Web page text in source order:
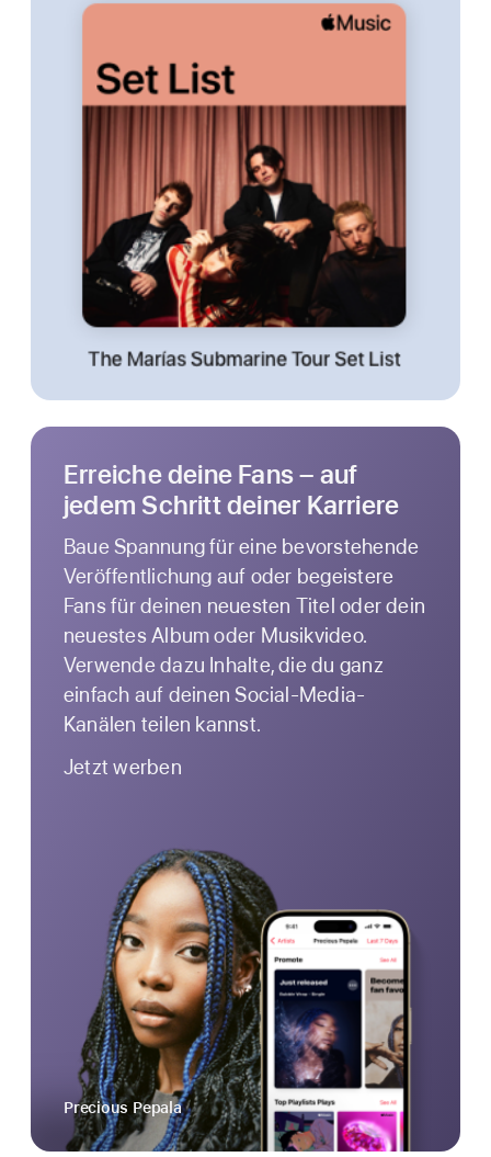
Erreiche deine Fans – auf
jedem Schritt deiner Karriere
Baue Spannung für eine bevorstehende
Veröffentlichung auf oder begeistere
Fans für deinen neuesten Titel oder dein
neuestes Album oder Musikvideo.
Verwende dazu Inhalte, die du ganz
einfach auf deinen Social-Media-
Kanälen teilen kannst.
Jetzt werben
Precious Pepala